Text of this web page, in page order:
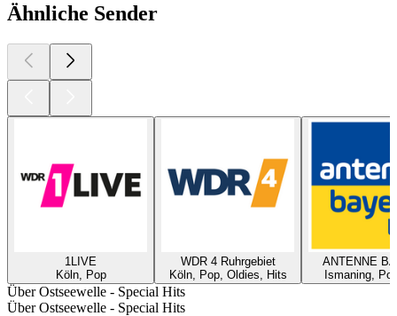
Ähnliche Sender
1LIVE
Köln, Pop
WDR 4 Ruhrgebiet
Köln, Pop, Oldies, Hits
ANTENNE
Ismaning,
Über Ostseewelle - Special Hits
Über Ostseewelle - Special Hits